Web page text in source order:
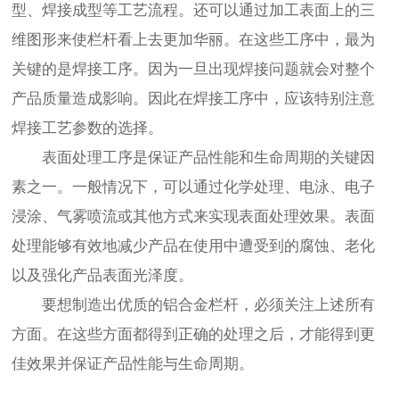
型、焊接成型等工艺流程。还可以通过加工表面上的三
维图形来使栏杆看上去更加华丽。在这些工序中，最为
关键的是焊接工序。因为一旦出现焊接问题就会对整个
产品质量造成影响。因此在焊接工序中，应该特别注意
焊接工艺参数的选择。
表面处理工序是保证产品性能和生命周期的关键因
素之一。一般情况下，可以通过化学处理、电泳、电子
浸涂、气雾喷流或其他方式来实现表面处理效果。表面
处理能够有效地减少产品在使用中遭受到的腐蚀、老化
以及强化产品表面光泽度。
要想制造出优质的铝合金栏杆，必须关注上述所有
方面。在这些方面都得到正确的处理之后，才能得到更
佳效果并保证产品性能与生命周期。